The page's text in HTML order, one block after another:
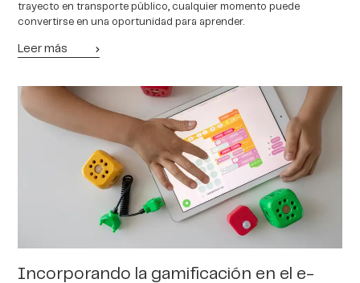
trayecto en transporte público, cualquier momento puede
convertirse en una oportunidad para aprender.
Leer más
Incorporando la gamificación en el e-